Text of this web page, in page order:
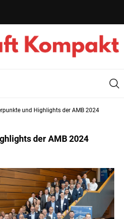
und Highlights der AMB 2024
der AMB 2024